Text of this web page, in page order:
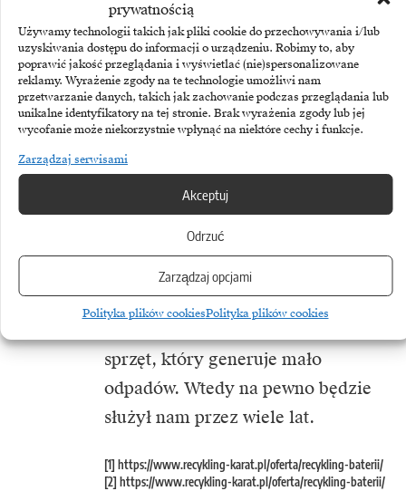
prywatnością
Używamy technologii takich jak pliki cookie do przechowywania i/lub
uzyskiwania dostępu do informacji o urządzeniu. Robimy to, aby
poprawić jakość przeglądania i wyświetlać (nie)spersonalizowane
reklamy. Wyrażenie zgody na te technologie umożliwi nam
przetwarzanie danych, takich jak zachowanie podczas przeglądania lub
unikalne identyfikatory na tej stronie. Brak wyrażenia zgody lub jej
wycofanie może niekorzystnie wpłynąć na niektóre cechy i funkcje.
Zarządzaj serwisami
Akceptuj
Odrzuć
Zarządzaj opcjami
Polityka plików cookiesPolityka plików cookies
znajomych, czy mieli okazję używać
danego sprzętu oraz jakie są ich
wrażenia z jego użytkowania–
dodaje Paweł Bijata.
Życie w stylu eko nie oznacza
rezygnacji z nowinek
technologicznych. Do tematu
należy podejść z rozwagą
i spokojem. Wystarczy
odpowiedzialny zakup smart locka,
sprzęt, który generuje mało
odpadów. Wtedy na pewno będzie
służył nam przez wiele lat.
[1] https://www.recykling-karat.pl/oferta/recykling-baterii/
[2] https://www.recykling-karat.pl/oferta/recykling-baterii/